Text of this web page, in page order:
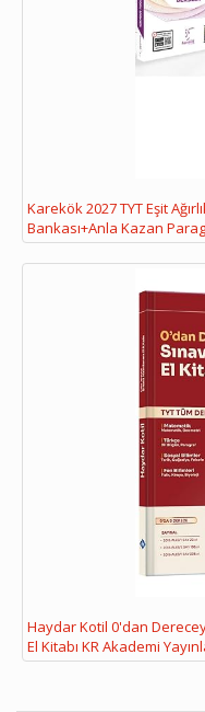
Karekök 2027 TYT Eşit
Bankası+Anla Kazan
Haydar Kotil 0'dan
El Kitabı KR Akademi